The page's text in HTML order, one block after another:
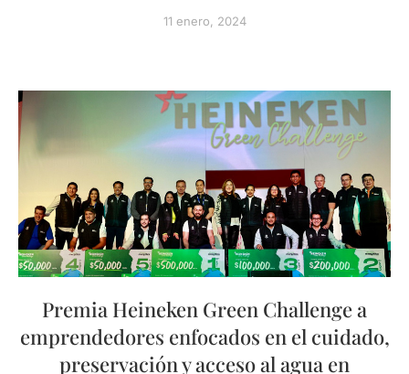
11 enero, 2024
Premia Heineken Green Challenge a
emprendedores enfocados en el cuidado,
preservación y acceso al agua en